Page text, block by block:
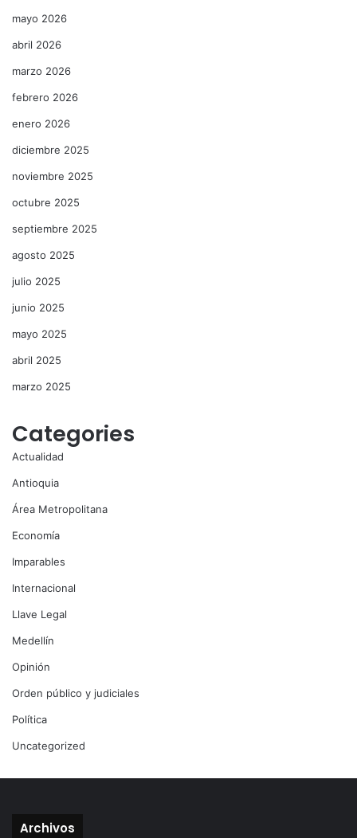
mayo 2026
abril 2026
marzo 2026
febrero 2026
enero 2026
diciembre 2025
noviembre 2025
octubre 2025
septiembre 2025
agosto 2025
julio 2025
junio 2025
mayo 2025
abril 2025
marzo 2025
Categories
Actualidad
Antioquia
Área Metropolitana
Economía
Imparables
Internacional
Llave Legal
Medellín
Opinión
Orden público y judiciales
Política
Uncategorized
Archivos